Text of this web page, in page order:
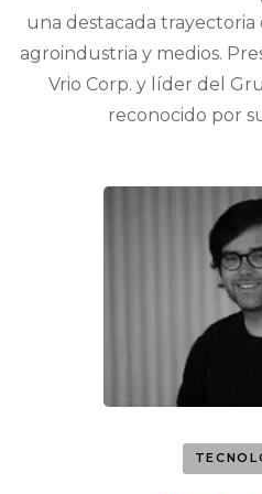
una destacada
agroindustria y medios.
Vrio Corp. y líder del
reconocido por